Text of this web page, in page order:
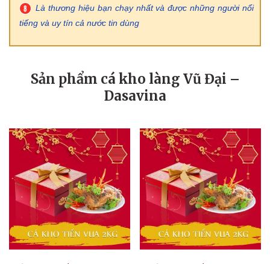
Là thương hiệu bạn chạy nhất và được những người nổi
tiếng và uy tín cả nước tin dùng
Sản phẩm cá kho làng Vũ Đại –
Dasavina